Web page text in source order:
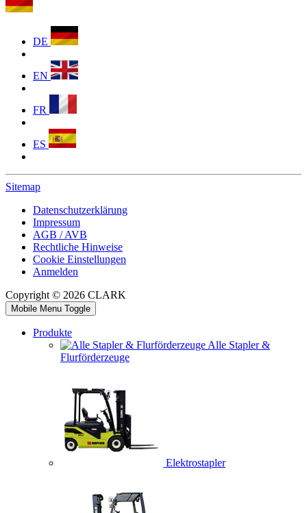
DE
EN
FR
ES
Sitemap
Datenschutzerklärung
Impressum
AGB / AVB
Rechtliche Hinweise
Cookie Einstellungen
Anmelden
Copyright © 2026 CLARK
Mobile Menu Toggle
Produkte
Alle Stapler &
Flurförderzeuge
Elektrostapler